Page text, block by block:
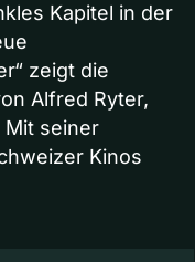
Kapitel in der
zeigt die
Alfred Ryter,
Mit seiner
Kinos